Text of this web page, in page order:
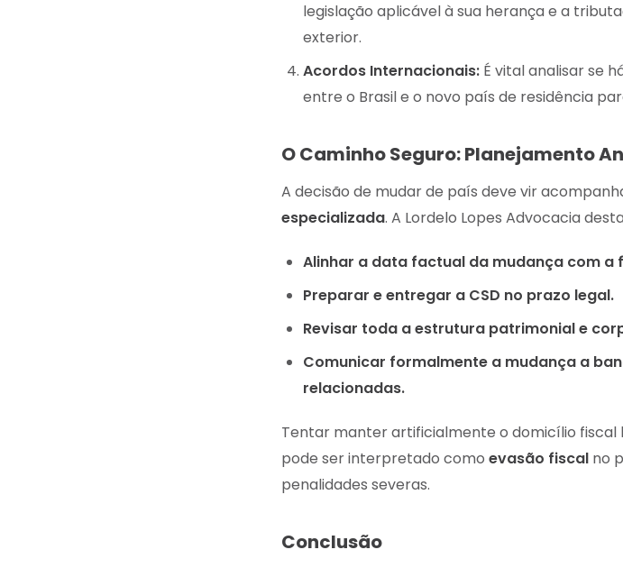
legislação aplicável à sua herança e a
exterior.
Acordos Internacionais: É vital analisar se
entre o Brasil e o novo país de residência
O Caminho Seguro: Planejamento
A decisão de mudar de país deve vir
especializada. A Lordelo Lopes Advocacia
Alinhar a data factual da mudança com a
Preparar e entregar a CSD no prazo legal.
Revisar toda a estrutura patrimonial e
Comunicar formalmente a mudança a
relacionadas.
Tentar manter artificialmente o domicílio
pode ser interpretado como evasão fiscal no
penalidades severas.
Conclusão